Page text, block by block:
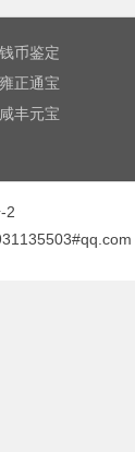
钱币鉴定
雍正通宝
咸丰元宝
2